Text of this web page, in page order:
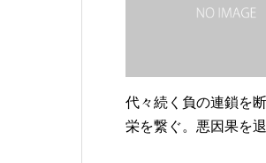
代々続く負の連鎖を
栄を繋ぐ。悪因果を